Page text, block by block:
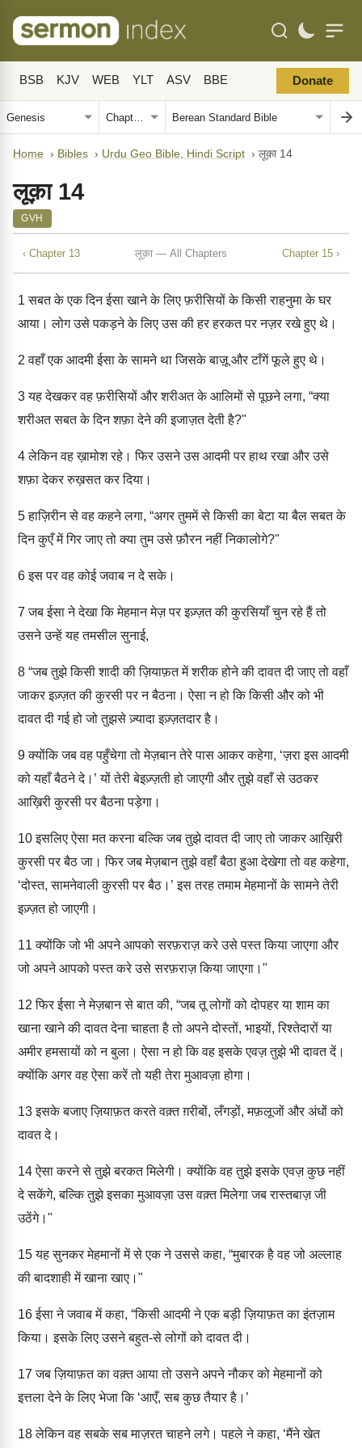
BSB KJV WEB YLT ASV BBE Donate
Home › Bibles › Urdu Geo Bible, Hindi Script › लूक़ा 14
लूक़ा 14
GVH
‹ Chapter 13 लूक़ा — All Chapters Chapter 15 ›
1 सबत के एक दिन ईसा खाने के लिए फ़रीसियों के किसी राहनुमा के घर
आया। लोग उसे पकड़ने के लिए उस की हर हरकत पर नज़र रखे हुए थे।
2 वहाँ एक आदमी ईसा के सामने था जिसके बाज़ू और टाँगें फूले हुए थे।
3यह देखकर वह फ़रीसियों और शरीअत के आलिमों से पूछने लगा, “क्या
शरीअत सबत के दिन शफ़ा देने की इजाज़त देती है?"
4लेकिन वह ख़ामोश रहे। फिर उसने उस आदमी पर हाथ रखा और उसे
शफ़ा देकर रुख़सत कर दिया।
5हाज़िरीन से वह कहने लगा, “अगर तुममें से किसी का बेटा या बैल सबत के
दिन कुएँ में गिर जाए तो क्या तुम उसे फ़ौरन नहीं निकालोगे?"
6इस पर वह कोई जवाब न दे सके।
7 जब ईसा ने देखा कि मेहमान मेज़ पर इज़्ज़त की कुरसियाँ चुन रहे हैं तो
उसने उन्हें यह तमसील सुनाई,
8 “जब तुझे किसी शादी की ज़ियाफ़त में शरीक होने की दावत दी जाए तो वहाँ
जाकर इज़्ज़त की कुरसी पर न बैठना। ऐसा न हो कि किसी और को भी
दावत दी गई हो जो तुझसे ज़्यादा इज़्ज़तदार है।
9क्योंकि जब वह पहुँचेगा तो मेज़बान तेरे पास आकर कहेगा, ‘ज़रा इस आदमी
को यहाँ बैठने दे।’ यों तेरी बेइज़्ज़ती हो जाएगी और तुझे वहाँ से उठकर
आख़िरी कुरसी पर बैठना पड़ेगा।
10इसलिए ऐसा मत करना बल्कि जब तुझे दावत दी जाए तो जाकर आख़िरी
कुरसी पर बैठ जा। फिर जब मेज़बान तुझे वहाँ बैठा हुआ देखेगा तो वह कहेगा,
‘दोस्त, सामनेवाली कुरसी पर बैठ।’ इस तरह तमाम मेहमानों के सामने तेरी
इज़्ज़त हो जाएगी।
11 क्योंकि जो भी अपने आपको सरफ़राज़ करे उसे पस्त किया जाएगा और
जो अपने आपको पस्त करे उसे सरफ़राज़ किया जाएगा।"
12 फिर ईसा ने मेज़बान से बात की, “जब तू लोगों को दोपहर या शाम का
खाना खाने की दावत देना चाहता है तो अपने दोस्तों, भाइयों, रिश्तेदारों या
अमीर हमसायों को न बुला। ऐसा न हो कि वह इसके एवज़ तुझे भी दावत दें।
क्योंकि अगर वह ऐसा करें तो यही तेरा मुआवज़ा होगा।
13इसके बजाए ज़ियाफ़त करते वक़्त ग़रीबों, लँगड़ों, मफ़लूजों और अंधों को
दावत दे।
14ऐसा करने से तुझे बरकत मिलेगी। क्योंकि वह तुझे इसके एवज़ कुछ नहीं
दे सकेंगे, बल्कि तुझे इसका मुआवज़ा उस वक़्त मिलेगा जब रास्तबाज़ जी
उठेंगे।"
15यह सुनकर मेहमानों में से एक ने उससे कहा, “मुबारक है वह जो अल्लाह
की बादशाही में खाना खाए।"
16ईसा ने जवाब में कहा, “किसी आदमी ने एक बड़ी ज़ियाफ़त का इंतज़ाम
किया। इसके लिए उसने बहुत-से लोगों को दावत दी।
17 जब ज़ियाफ़त का वक़्त आया तो उसने अपने नौकर को मेहमानों को
इत्तला देने के लिए भेजा कि ‘आएँ, सब कुछ तैयार है।’
18लेकिन वह सबके सब माज़रत चाहने लगे। पहले ने कहा, ‘मैंने खेत